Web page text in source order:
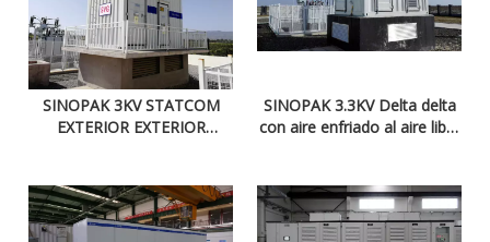
SINOPAK 3KV STATCOM
EXTERIOR EXTERIOR
SINOPAK 3.3KV Delta delta
con aire enfriado al aire libre